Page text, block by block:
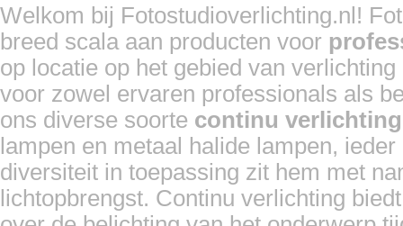
Welkom bij Fotostudioverlichting.nl!
breed scala aan producten voor
op locatie op het gebied van
voor zowel ervaren professionals als
ons diverse soorte continu verlichting
lampen en metaal halide lampen,
diversiteit in toepassing zit hem met
lichtopbrengst. Continu verlichting